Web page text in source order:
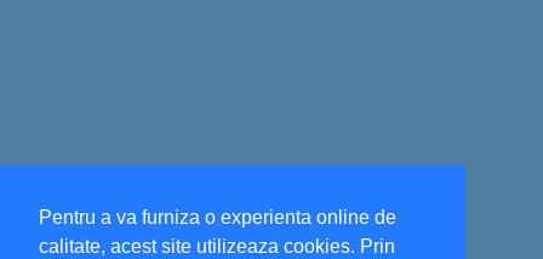
Pentru a va furniza o experienta online de
calitate, acest site utilizeaza cookies. Prin